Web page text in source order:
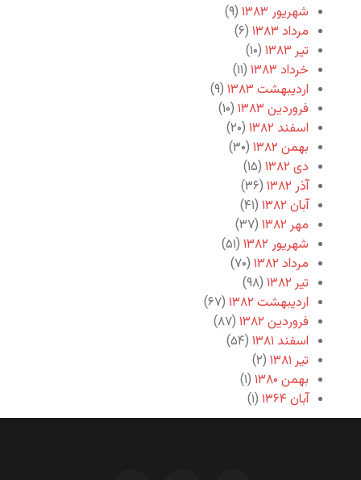
شهریور ۱۳۸۳
(۹)
مرداد ۱۳۸۳
(۶)
تیر ۱۳۸۳
(۱۰)
خرداد ۱۳۸۳
(۱۱)
اردیبهشت ۱۳۸۳
(۹)
فروردین ۱۳۸۳
(۱۰)
اسفند ۱۳۸۲
(۲۰)
بهمن ۱۳۸۲
(۳۰)
دی ۱۳۸۲
(۱۵)
آذر ۱۳۸۲
(۳۶)
آبان ۱۳۸۲
(۴۱)
مهر ۱۳۸۲
(۳۷)
شهریور ۱۳۸۲
(۵۱)
مرداد ۱۳۸۲
(۷۰)
تیر ۱۳۸۲
(۹۸)
اردیبهشت ۱۳۸۲
(۶۷)
فروردین ۱۳۸۲
(۸۷)
اسفند ۱۳۸۱
(۵۴)
تیر ۱۳۸۱
(۲)
بهمن ۱۳۸۰
(۱)
آبان ۱۳۶۴
(۱)